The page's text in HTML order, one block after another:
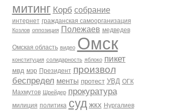
митинг Корб собрание
интернет гражданская самоорганизация
Козлов оппозиция Полежаев медведев
Омская область видео Омск
конституция солидарность яблоко пикет
мвд мэр Президент произвол
беспредел менты протест УВД ОГК
Махмутов Шрейдер прокуратура
милиция политика суд жкх Нургалиев